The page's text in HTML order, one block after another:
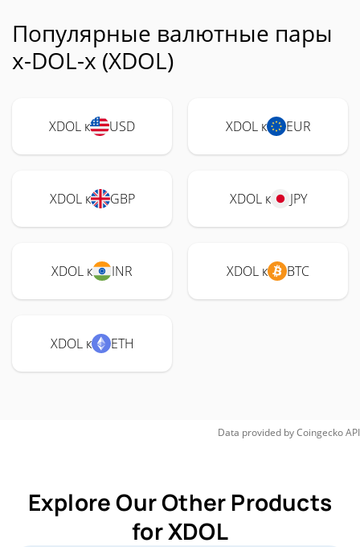
Популярные валютные пары
x-DOL-x (XDOL)
XDOL к USD XDOL к EUR
XDOL к GBP XDOL к JPY
XDOL к INR XDOL к BTC
XDOL к ETH
Data provided byCoingeckoAPI
Explore Our Other Products
for XDOL